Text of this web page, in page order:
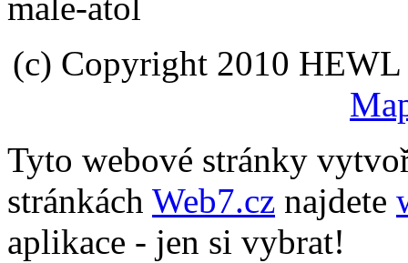
(c) Copyright 2010 HEWL
Tyto webové stránky
stránkách Web7.cz najdete
aplikace - jen si vybrat!